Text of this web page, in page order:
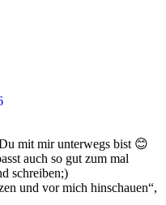
mit mir unterwegs bist 😊
auch so gut zum mal
schreiben;)
und vor mich hinschauen“,